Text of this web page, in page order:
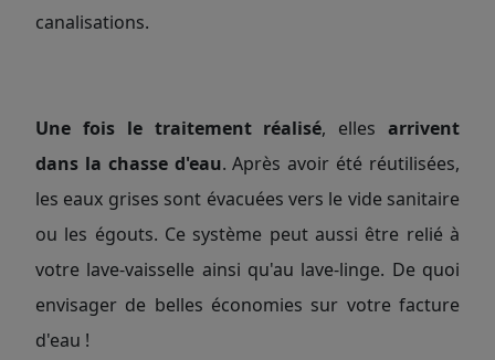
canalisations.
Une fois le traitement réalisé, ellesarrivent
dans la chasse d'eau. Après avoir été réutilisées,
les eaux grises sont évacuées vers le vide sanitaire
ou les égouts. Ce système peut aussi être relié à
votre lave-vaisselle ainsi qu'au lave-linge. De quoi
envisager de belles économies sur votre facture
d'eau !